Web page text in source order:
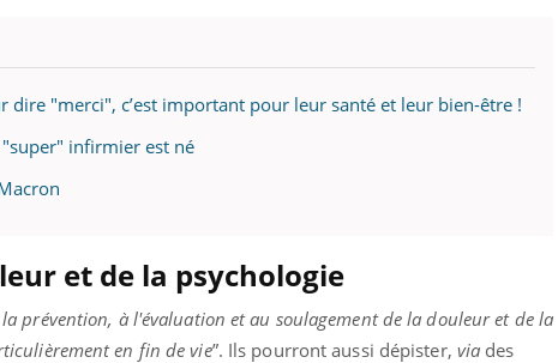
dire "merci", c’est important pour leur santé et leur bien-être !
infirmier est né
et de la psychologie
prévention, à l'évaluation et au soulagement de la douleur et de la
en fin de vie”. Ils pourront aussi dépister, via des